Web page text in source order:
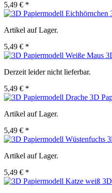
5,49 € *
Artikel auf Lager.
5,49 € *
Derzeit leider nicht lieferbar.
5,49 € *
3D
Artikel auf Lager.
5,49 € *
Artikel auf Lager.
5,49 € *